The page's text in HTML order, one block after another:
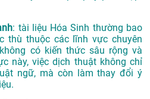
: tài liệu Hóa Sinh thường bao
thù thuộc các lĩnh vực chuyên
có kiến thức sâu rộng và
này, việc dịch thuật không chỉ
ngữ, mà còn làm thay đổi ý